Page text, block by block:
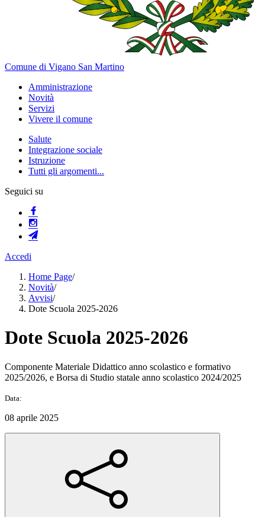
Comune di Vigano San Martino
Amministrazione
Novità
Servizi
Vivere il comune
Salute
Integrazione sociale
Istruzione
Tutti gli argomenti...
Seguici su
Accedi
Home Page/
Novità/
Avvisi/
Dote Scuola 2025-2026
Dote Scuola 2025-2026
Componente Materiale Didattico anno scolastico e formativo
2025/2026, e Borsa di Studio statale anno scolastico 2024/2025
Data:
08 aprile 2025